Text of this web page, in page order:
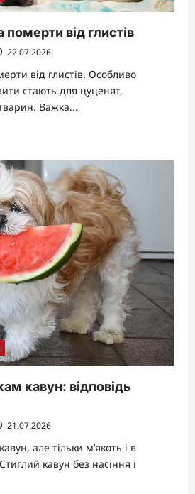
від глистів
22.07.2026
від глистів. Особливо
стають для цуценят,
Важка...
кавун: відповідь
21.07.2026
але тільки м’якоть і в
кавун без насіння і